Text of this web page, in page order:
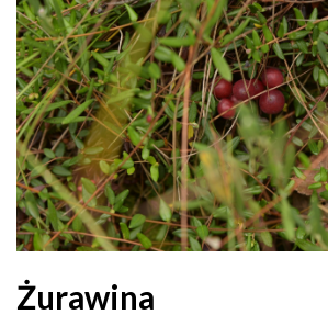
Żurawina